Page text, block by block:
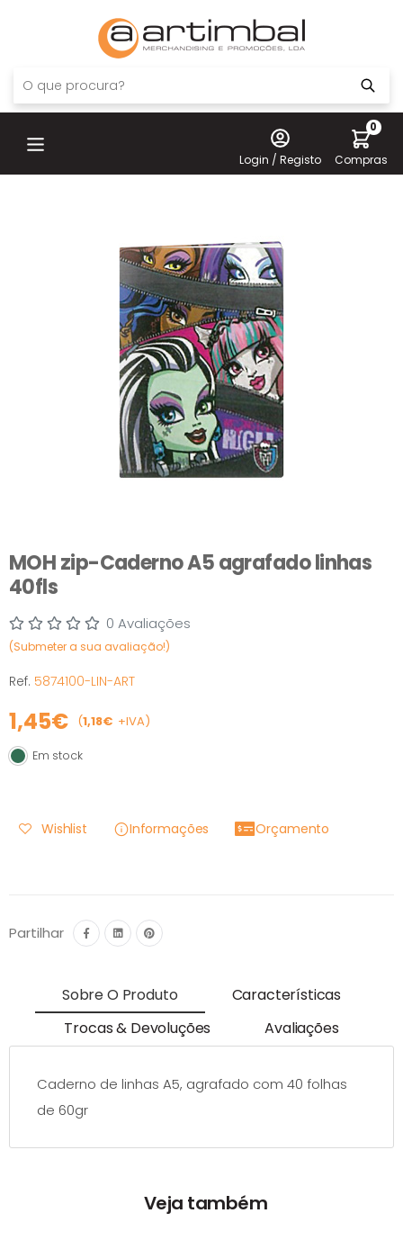
Login / Registo
0
Compras
MOH zip-Caderno A5 agrafado linhas
40fls
0 Avaliações
(Submeter a sua avaliação!)
Ref. 5874100-LIN-ART
1,45€ (1,18€ +IVA)
Em stock
Em stock
Wishlist Informações Orçamento
Partilhar
Sobre O Produto
Características
Trocas & Devoluções
Avaliações
Caderno de linhas A5, agrafado com 40 folhas
de 60gr
Veja também